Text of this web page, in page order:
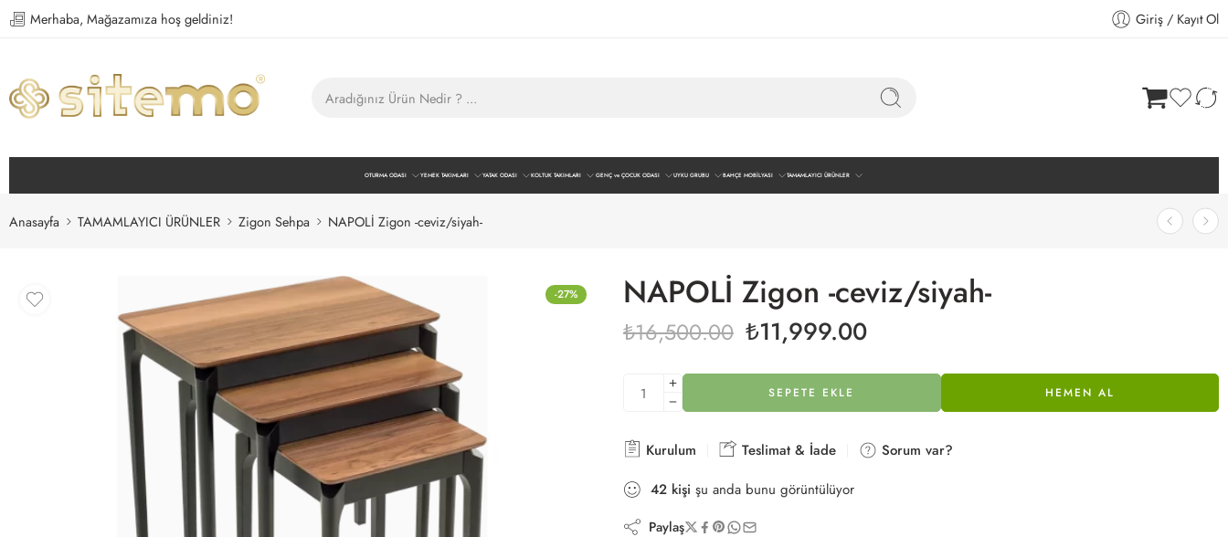
Merhaba, Mağazamıza hoş geldiniz! Giriş / Kayıt Ol
OTURMA ODASI YEMEK TAKIMLARI YATAK ODASI KOLTUK TAKIMLARI GENÇ ve ÇOCUK ODASI UYKU GRUBU BAHÇE MOBİLYASI TAMAMLAYICI ÜRÜNLER
Anasayfa TAMAMLAYICI ÜRÜNLER Zigon Sehpa NAPOLİ Zigon -ceviz/siyah-
-27% NAPOLİ Zigon -ceviz/siyah-
₺16,500.00 ₺11,999.00
SEPETE EKLE HEMEN AL
Kurulum Teslimat & İade
Sorum var?
42 kişi şu anda bunu görüntülüyor
Paylaş